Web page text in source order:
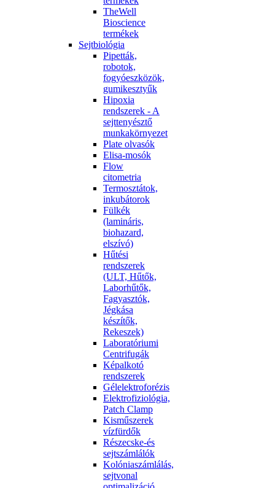
TheWell
Bioscience
termékek
Sejtbiológia
Pipetták,
robotok,
fogyóeszközök,
gumikesztyűk
Hipoxia
rendszerek - A
sejttenyésztő
munkakörnyezet
Plate olvasók
Elisa-mosók
Flow
citometria
Termosztátok,
inkubátorok
Fülkék
(lamináris,
biohazard,
elszívó)
Hűtési
rendszerek
(ULT, Hűtők,
Laborhűtők,
Fagyasztók,
Jégkása
készítők,
Rekeszek)
Laboratóriumi
Centrifugák
Képalkotó
rendszerek
Gélelektroforézis
Elektrofiziológia,
Patch Clamp
Kisműszerek
vízfürdők
Részecske-és
sejtszámlálók
Kolóniaszámlálás,
sejtvonal